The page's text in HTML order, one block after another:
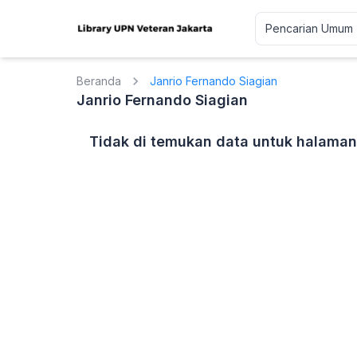
Beranda Janrio Fernando Siagian
Janrio Fernando Siagian
Tidak di temukan data untuk